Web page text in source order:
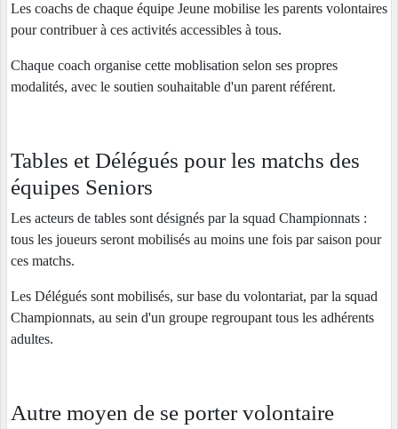
Les coachs de chaque équipe Jeune mobilise les parents volontaires
pour contribuer à ces activités accessibles à tous.
Chaque coach organise cette moblisation selon ses propres
modalités, avec le soutien souhaitable d'un parent référent.
Tables et Délégués pour les matchs des
équipes Seniors
Les acteurs de tables sont désignés par la squad Championnats :
tous les joueurs seront mobilisés au moins une fois par saison pour
ces matchs.
Les Délégués sont mobilisés, sur base du volontariat, par la squad
Championnats, au sein d'un groupe regroupant tous les adhérents
adultes.
Autre moyen de se porter volontaire